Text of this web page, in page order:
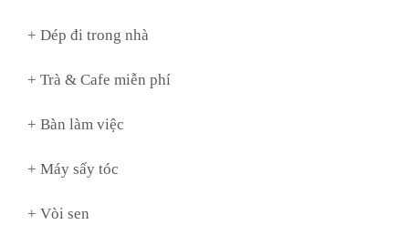
+ Dép đi trong nhà
+ Trà & Cafe miễn phí
+ Bàn làm việc
+ Máy sấy tóc
+ Vòi sen